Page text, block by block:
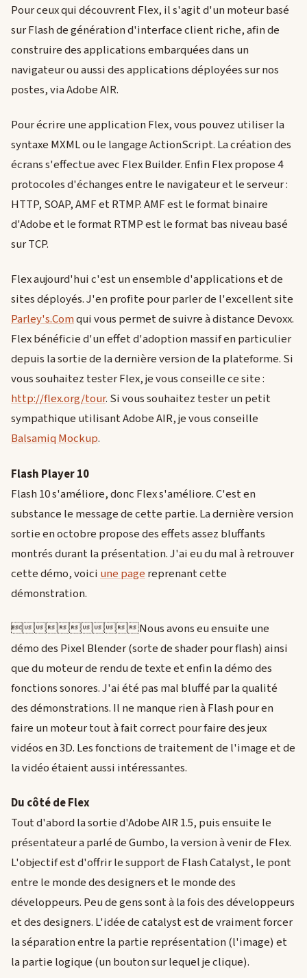
Pour ceux qui découvrent Flex, il s'agit d'un moteur basé
sur Flash de génération d'interface client riche, afin de
construire des applications embarquées dans un
navigateur ou aussi des applications déployées sur nos
postes, via Adobe AIR.
Pour écrire une application Flex, vous pouvez utiliser la
syntaxe MXML ou le langage ActionScript. La création des
écrans s'effectue avec Flex Builder. Enfin Flex propose 4
protocoles d'échanges entre le navigateur et le serveur :
HTTP, SOAP, AMF et RTMP. AMF est le format binaire
d'Adobe et le format RTMP est le format bas niveau basé
sur TCP.
Flex aujourd'hui c'est un ensemble d'applications et de
sites déployés. J'en profite pour parler de l'excellent site
Parley's.Comqui vous permet de suivre à distance Devoxx.
Flex bénéficie d'un effet d'adoption massif en particulier
depuis la sortie de la dernière version de la plateforme. Si
vous souhaitez tester Flex, je vous conseille ce site :
http://flex.org/tour. Si vous souhaitez tester un petit
sympathique utilisant Adobe AIR, je vous conseille
Balsamiq Mockup.
Flash Player 10
Flash 10 s'améliore, donc Flex s'améliore. C'est en
substance le message de cette partie. La dernière version
sortie en octobre propose des effets assez bluffants
montrés durant la présentation. J'ai eu du mal à retrouver
cette démo, voici une page reprenant cette
démonstration.
Nous avons eu ensuite une
démo des Pixel Blender (sorte de shader pour flash) ainsi
que du moteur de rendu de texte et enfin la démo des
fonctions sonores. J'ai été pas mal bluffé par la qualité
des démonstrations. Il ne manque rien à Flash pour en
faire un moteur tout à fait correct pour faire des jeux
vidéos en 3D. Les fonctions de traitement de l'image et de
la vidéo étaient aussi intéressantes.
Du côté de Flex
Tout d'abord la sortie d'Adobe AIR 1.5, puis ensuite le
présentateur a parlé de Gumbo, la version à venir de Flex.
L'objectif est d'offrir le support de Flash Catalyst, le pont
entre le monde des designers et le monde des
développeurs. Peu de gens sont à la fois des développeurs
et des designers. L'idée de catalyst est de vraiment forcer
la séparation entre la partie représentation (l'image) et
la partie logique (un bouton sur lequel je clique).